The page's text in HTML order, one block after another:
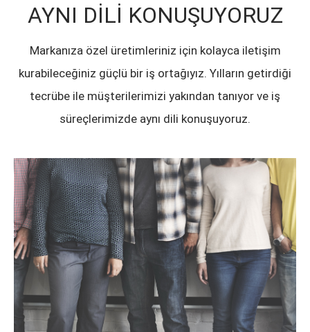
AYNI DİLİ KONUŞUYORUZ
Markanıza özel üretimleriniz için kolayca iletişim
kurabileceğiniz güçlü bir iş ortağıyız. Yılların getirdiği
tecrübe ile müşterilerimizi yakından tanıyor ve iş
süreçlerimizde aynı dili konuşuyoruz.